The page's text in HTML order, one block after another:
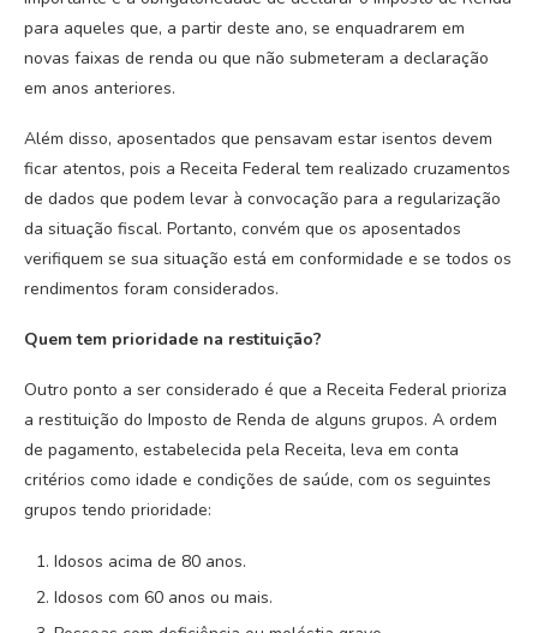
para aqueles que, a partir deste ano, se enquadrarem em
novas faixas de renda ou que não submeteram a declaração
em anos anteriores.
Além disso, aposentados que pensavam estar isentos devem
ficar atentos, pois a Receita Federal tem realizado cruzamentos
de dados que podem levar à convocação para a regularização
da situação fiscal. Portanto, convém que os aposentados
verifiquem se sua situação está em conformidade e se todos os
rendimentos foram considerados.
Quem tem prioridade na restituição?
Outro ponto a ser considerado é que a Receita Federal prioriza
a restituição do Imposto de Renda de alguns grupos. A ordem
de pagamento, estabelecida pela Receita, leva em conta
critérios como idade e condições de saúde, com os seguintes
grupos tendo prioridade:
Idosos acima de 80 anos.
Idosos com 60 anos ou mais.